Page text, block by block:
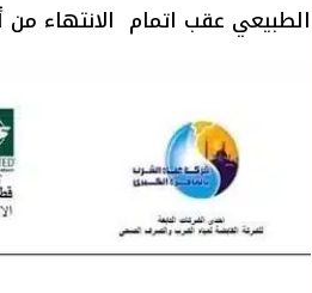
الطبيعي عقب اتمام الانتهاء من